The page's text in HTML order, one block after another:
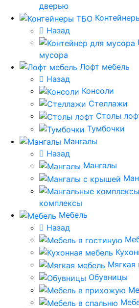
дверью
Назад
мусора
Лофт мебель
Назад
Консоли
Стеллажи
Столы
Тумбочки
Мангалы
Назад
Мангалы
комплексы
Мебель
Назад
Мягкая
Обувницы